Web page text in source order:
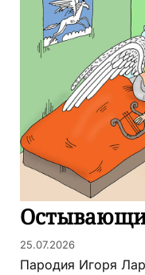
25.07.2026
Пародия Игоря